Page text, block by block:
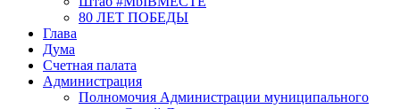
80 ЛЕТ ПОБЕДЫ
Глава
Дума
Счетная палата
Администрация
Полномочия Администрации муниципального